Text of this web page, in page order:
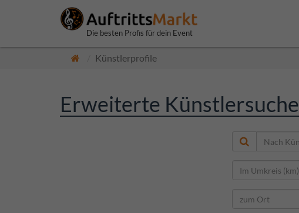
Die besten Profis für dein Event
Künstlerprofile
Erweiterte Künstlersuche